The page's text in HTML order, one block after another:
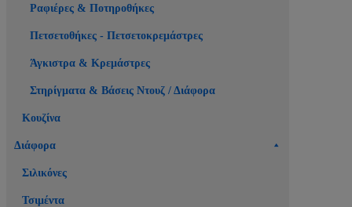
Ραφιέρες & Ποτηροθήκες
Πετσετοθήκες - Πετσετοκρεμάστρες
Άγκιστρα & Κρεμάστρες
Στηρίγματα & Βάσεις Ντουζ / Διάφορα
Κουζίνα
Διάφορα
Σιλικόνες
Τσιμέντα